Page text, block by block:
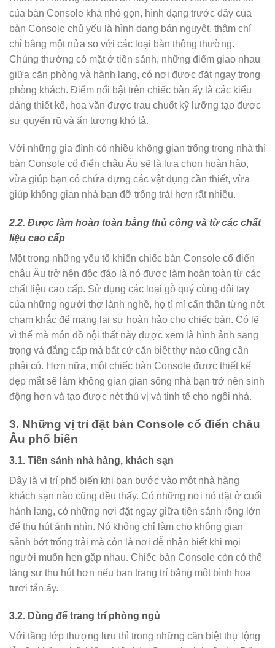
của bàn Console khá nhỏ gọn, hình dạng trước đây của
bàn Console chủ yếu là hình dạng bán nguyệt, thậm chí
chỉ bằng một nửa so với các loại bàn thông thường.
Chúng thường có mặt ở tiền sảnh, những điểm giao nhau
giữa căn phòng và hành lang, có nơi được đặt ngay trong
phòng khách. Điểm nổi bật trên chiếc bàn ấy là các kiểu
dáng thiết kế, hoa văn được trau chuốt kỹ lưỡng tạo được
sự quyến rũ và ấn tượng khó tả.
Với những gia đình có nhiều không gian trống trong nhà thì
bàn Console cổ điển châu Âu sẽ là lựa chọn hoàn hảo,
vừa giúp bạn có chứa đựng các vật dụng cần thiết, vừa
giúp không gian nhà bạn đỡ trống trải hơn rất nhiều.
2.2. Được làm hoàn toàn bằng thủ công và từ các chất
liệu cao cấp
Một trong những yếu tố khiến chiếc bàn Console cổ điển
châu Âu trở nên độc đáo là nó được làm hoàn toàn từ các
chất liệu cao cấp. Sử dụng các loại gỗ quý cùng đôi tay
của những người thợ lành nghề, họ tỉ mỉ cẩn thận từng nét
chạm khắc để mang lại sự hoàn hảo cho chiếc bàn. Có lẽ
vì thế mà món đồ nội thất này được xem là hình ảnh sang
trọng và đẳng cấp mà bất cứ căn biệt thự nào cũng cần
phải có. Hơn nữa, một chiếc bàn Console được thiết kế
đẹp mắt sẽ làm không gian gian sống nhà bạn trở nên sinh
động hơn và tạo được nét thú vị và tinh tế cho ngôi nhà.
3. Những vị trí đặt bàn Console cổ điển châu
Âu phổ biến
3.1. Tiền sảnh nhà hàng, khách sạn
Đây là vị trí phổ biến khi bạn bước vào một nhà hàng
khách sạn nào cũng đều thấy. Có những nơi nó đặt ở cuối
hành lang, có những nơi đặt ngay giữa tiền sảnh rộng lớn
để thu hút ánh nhìn. Nó không chỉ làm cho không gian
sảnh bớt trống trải mà còn là nơi dễ nhận biết khi mọi
người muốn hẹn gặp nhau. Chiếc bàn Console còn có thể
tăng sự thu hút hơn nếu bạn trang trí bằng một bình hoa
tươi tắn ấy.
3.2. Dùng để trang trí phòng ngủ
Với tầng lớp thượng lưu thì trong những căn biệt thự lộng